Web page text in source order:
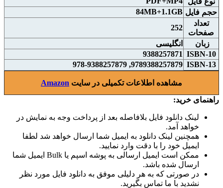
حجم فايل 84MB+1.1GB
تعداد
صفحات
252
زبان
انگلیسی
ISBN-10
9388257871
ISBN-13
9789388257879, 978-9388257879
مشاهده اطلاعات تکمیلی در سایت Amazon
راهنمای خرید:
لینک دانلود فایل بلافاصله بعد از پرداخت وجه به نمایش در
خواهد آمد.
همچنین لینک دانلود به ایمیل شما ارسال خواهد شد لطفا
ایمیل خود را با دقت وارد نمایید.
ممکن است ایمیل ارسالی به پوشه اسپم یا Bulk ایمیل شما
ارسال شده باشد.
در صورتی که به هر دلیلی موفق به دانلود فایل مورد نظر
نشدید با ما تماس بگیرید.